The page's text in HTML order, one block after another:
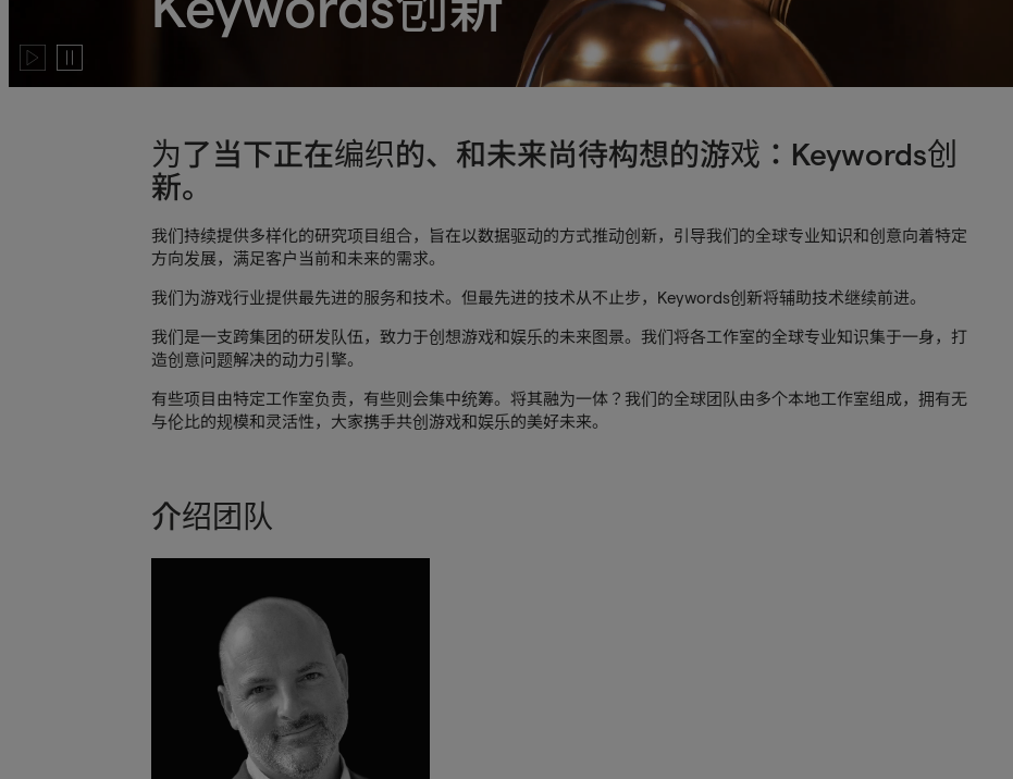
Play
Pause
为了当下正在编织的、和未来尚待构想的游戏：Keywords创
新。
我们持续提供多样化的研究项目组合，旨在以数据驱动的方式推动创新，引导我们的全球专业知识和创意向着特定
方向发展，满足客户当前和未来的需求。
我们为游戏行业提供最先进的服务和技术。但最先进的技术从不止步，Keywords创新将辅助技术继续前进。
我们是一支跨集团的研发队伍，致力于创想游戏和娱乐的未来图景。我们将各工作室的全球专业知识集于一身，打
造创意问题解决的动力引擎。
有些项目由特定工作室负责，有些则会集中统筹。将其融为一体？我们的全球团队由多个本地工作室组成，拥有无
与伦比的规模和灵活性，大家携手共创游戏和娱乐的美好未来。
介绍团队